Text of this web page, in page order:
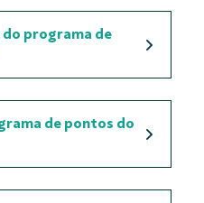
programa de
de pontos do